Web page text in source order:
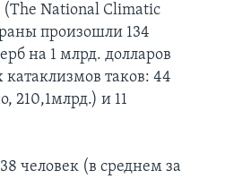
National Climatic
произошли 134
на 1 млрд. долларов
таков: 44
210,1млрд.) и 11
человек (в среднем за